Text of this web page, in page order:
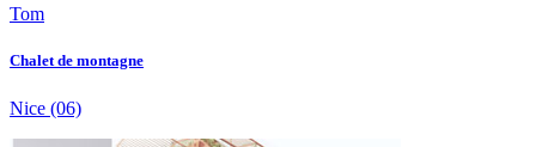
Tom
Chalet de montagne
Nice (06)